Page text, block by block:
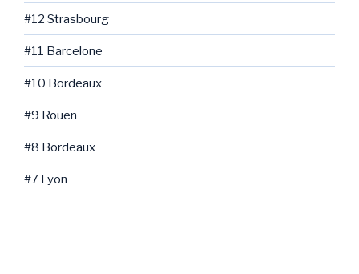
#12 Strasbourg
#11 Barcelone
#10 Bordeaux
#9 Rouen
#8 Bordeaux
#7 Lyon